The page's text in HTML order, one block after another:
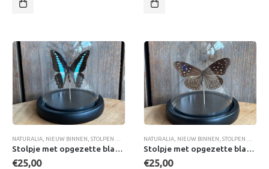
NATURALIA NIEUW BINNEN STOLPEN MET VLINDERS
Stolpje met opgezette blauwe Driehoeksvlinder
€25,00
NATURALIA NIEUW BINNEN STOLPEN MET VLINDERS
Stolpje met opgezette blauwe Tijger vlinder
€25,00